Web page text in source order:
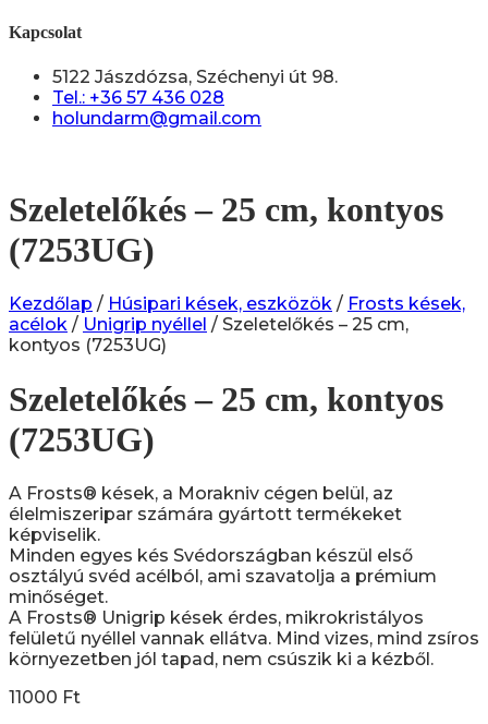
Kapcsolat
5122 Jászdózsa, Széchenyi út 98.
Tel.: +36 57 436 028
holundarm@gmail.com
Szeletelőkés – 25 cm, kontyos
(7253UG)
Kezdőlap / Húsipari kések, eszközök / Frosts kések,
acélok / Unigrip nyéllel / Szeletelőkés – 25 cm,
kontyos (7253UG)
Szeletelőkés – 25 cm, kontyos
(7253UG)
A Frosts® kések, a Morakniv cégen belül, az
élelmiszeripar számára gyártott termékeket
képviselik.
Minden egyes kés Svédországban készül első
osztályú svéd acélból, ami szavatolja a prémium
minőséget.
A Frosts® Unigrip kések érdes, mikrokristályos
felületű nyéllel vannak ellátva. Mind vizes, mind zsíros
környezetben jól tapad, nem csúszik ki a kézből.
11000 Ft